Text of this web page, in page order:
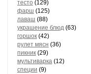
тесто (129)
фарш (125)
лаваш (88)
украшение блюд (63)
горшок (42)
рулет мясн (36)
пикник (29)
мультиварка (12)
специи (9)